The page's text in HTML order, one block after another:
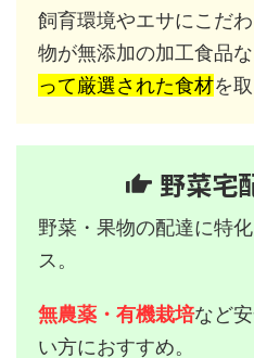
飼育環境やエサにこだ
物が無添加の加工食品
って厳選された食材を
野菜宅
野菜・果物の配達に特
ス。
無農薬・有機栽培など
い方におすすめ。